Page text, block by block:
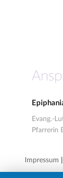
Evang.-
Pfarrerin
Impressum